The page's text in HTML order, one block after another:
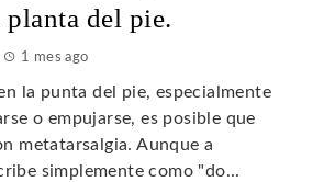
del pie.
1 mes ago
la punta del pie, especialmente
o empujarse, es posible que
metatarsalgia. Aunque a
simplemente como "do...